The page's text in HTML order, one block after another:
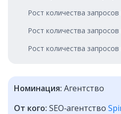
Рост количества
Рост количества
Рост количества
Номинация: Агентство
От кого: SEO‑агентство